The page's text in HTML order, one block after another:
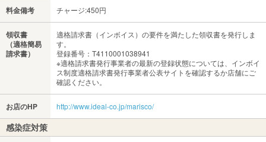
料金備考 チャージ:450円
領収書
（適格簡易
請求書）
適格請求書（インボイス）の要件を満たした領収書を発行しま
す。
登録番号：T4110001038941
※適格請求書発行事業者の最新の登録状態については、インボイ
ス制度適格請求書発行事業者公表サイトを確認するか店舗にご
確認ください。
お店のHP http://www.ideal-co.jp/marisco/
感染症対策